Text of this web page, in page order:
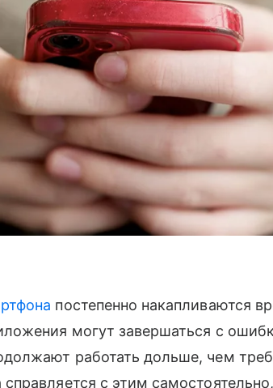
постепенно накапливаются
могут завершаться с
работать дольше, чем
с этим